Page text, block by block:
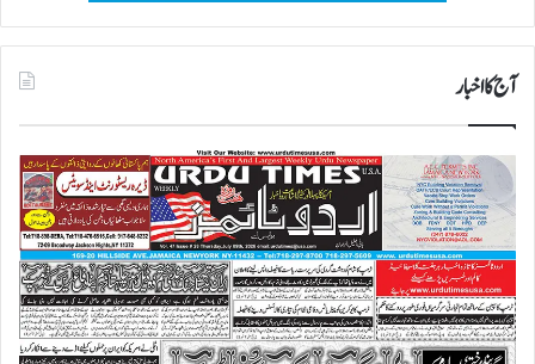
آج کا اخبار